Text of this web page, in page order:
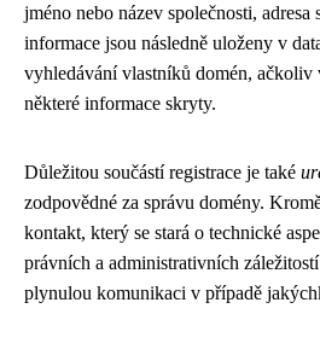
jméno nebo název společnosti,
informace jsou následně uloženy v
vyhledávání vlastníků domén, ačkoliv
některé informace skryty.
Důležitou součástí registrace je také
zodpovědné za správu domény.
kontakt, který se stará o technické
právních a administrativních
plynulou komunikaci v případě